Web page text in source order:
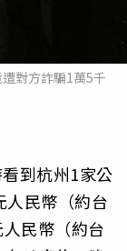
對方詐騙1萬5千
到杭州1家公
人民幣（約台
民幣（約台